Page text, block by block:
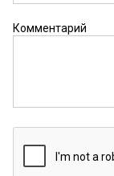
по
Комментарий